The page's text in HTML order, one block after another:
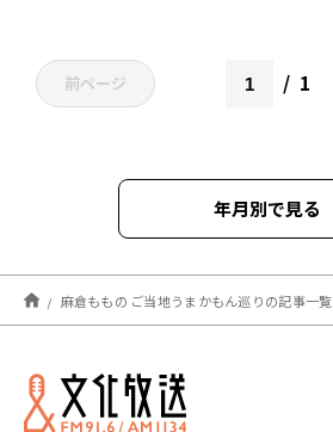
前ページ 1
年月別で見る
2026年05月
2026年01月
2025年08月
麻倉ももの ご当地うまかもん巡りの記事一覧